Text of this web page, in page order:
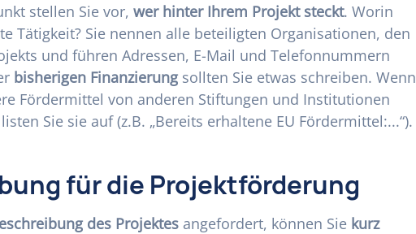
stellen Sie vor, wer hinter Ihrem Projekt steckt. Worin
Tätigkeit? Sie nennen alle beteiligten Organisationen, den
und führen Adressen, E-Mail und Telefonnummern
bisherigen Finanzierung sollten Sie etwas schreiben. Wenn
Fördermittel von anderen Stiftungen und Institutionen
Sie sie auf (z.B. „Bereits erhaltene EU Fördermittel:...“).
für die Projektförderung
des Projektes angefordert, können Sie kurz